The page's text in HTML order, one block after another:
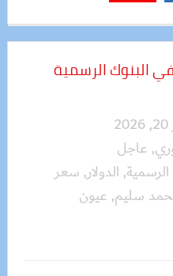
البنوك الرسمية
, عاجل
, الدولار, سعر
سليم, عيون